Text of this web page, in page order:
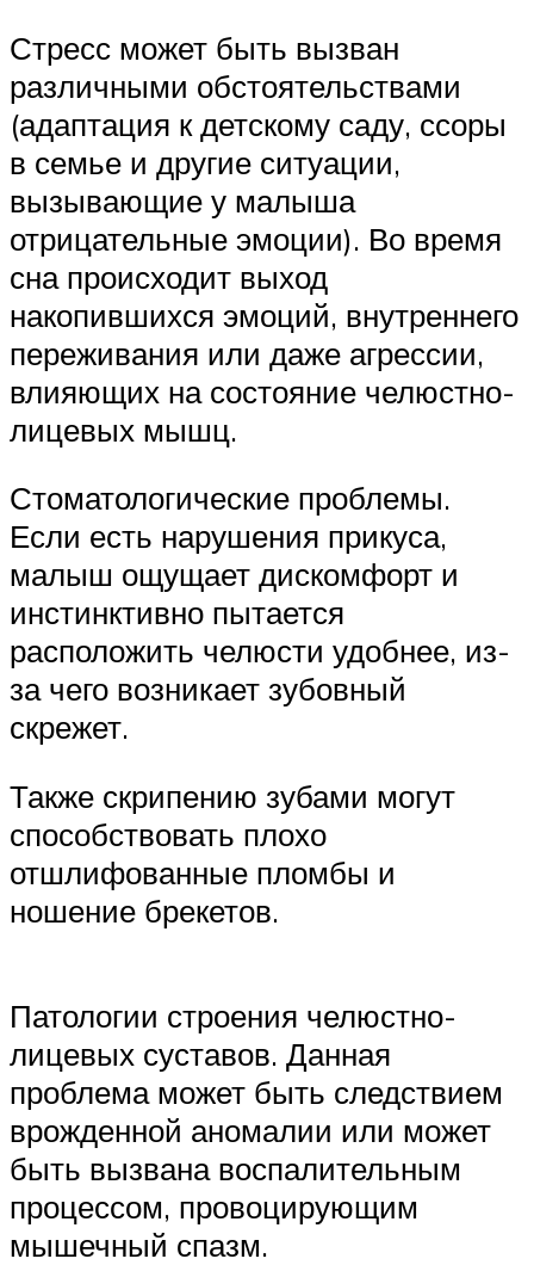
Стресс может быть вызван
различными обстоятельствами
(адаптация к детскому саду, ссоры
в семье и другие ситуации,
вызывающие у малыша
отрицательные эмоции). Во время
сна происходит выход
накопившихся эмоций, внутреннего
переживания или даже агрессии,
влияющих на состояние челюстно-
лицевых мышц.
Стоматологические проблемы.
Если есть нарушения прикуса,
малыш ощущает дискомфорт и
инстинктивно пытается
расположить челюсти удобнее, из-
за чего возникает зубовный
скрежет.
Также скрипению зубами могут
способствовать плохо
отшлифованные пломбы и
ношение брекетов.
Патологии строения челюстно-
лицевых суставов. Данная
проблема может быть следствием
врожденной аномалии или может
быть вызвана воспалительным
процессом, провоцирующим
мышечный спазм.